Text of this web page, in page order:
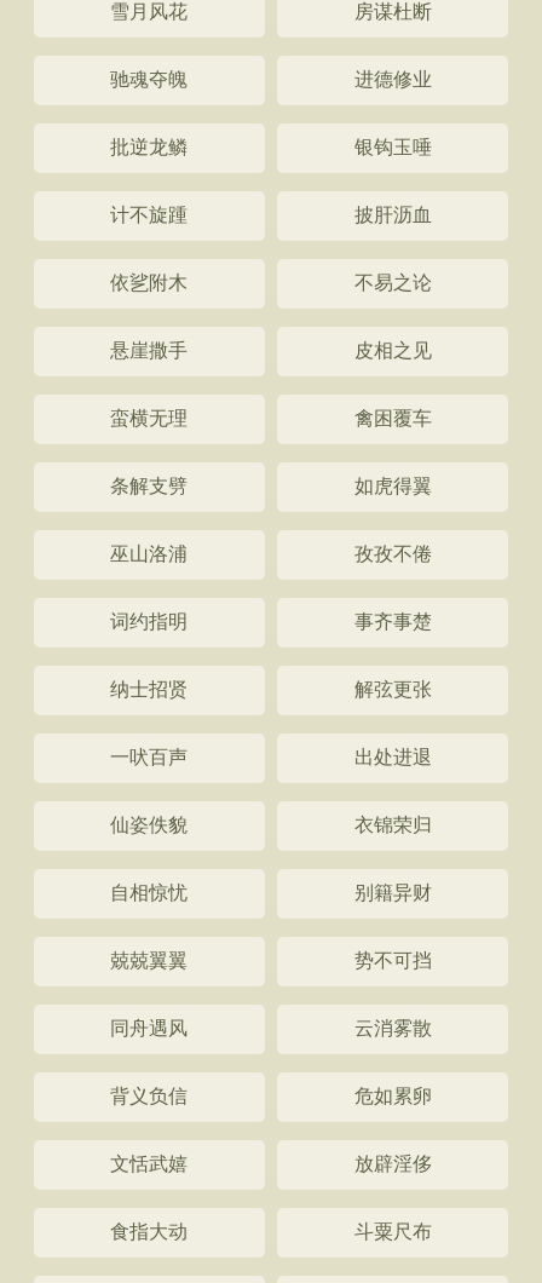
雪月风花 房谋杜断
驰魂夺魄 进德修业
批逆龙鳞 银钩玉唾
计不旋踵 披肝沥血
依乷附木 不易之论
悬崖撒手 皮相之见
蛮横无理 禽困覆车
条解支劈 如虎得翼
巫山洛浦 孜孜不倦
词约指明 事齐事楚
纳士招贤 解弦更张
一吠百声 出处进退
仙姿佚貌 衣锦荣归
自相惊忧 别籍异财
兢兢翼翼 势不可挡
同舟遇风 云消雾散
背义负信 危如累卵
文恬武嬉 放辟淫侈
食指大动 斗粟尺布